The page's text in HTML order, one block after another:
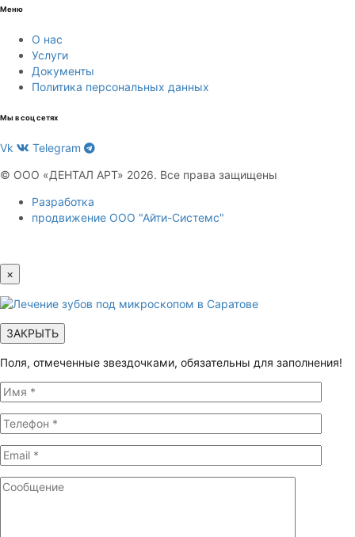
Меню
О нас
Услуги
Документы
Политика персональных данных
Мы в соц сетях
Vk
Telegram
© ООО «ДЕНТАЛ АРТ» 2026. Все права защищены
Разработка
продвижение ООО "Айти-Системс"
×
ЗАКРЫТЬ
Поля, отмеченные звездочками, обязательны для заполнения!